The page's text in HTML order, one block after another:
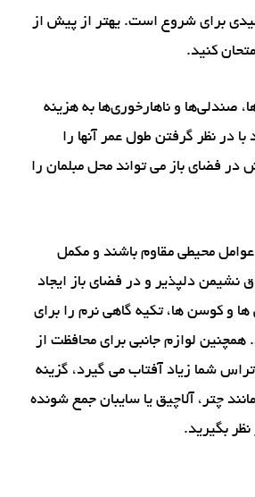
برای شروع است. یهتر از پیش از
کنید.
صندلی‌ها و ناهارخوری‌ها به هزینه
با در نظر گرفتن طول عمر آنها را
فضای باز می تواند محل مبلمان را
عوامل محیطی مقاوم باشند و مکمل
نشیمن دلپذیر و در فضای باز ایجاد
و کوسن ها، تکیه گاهی نرم را برای
همچنین لوازم جانبی برای محافظت از
تراس شما زیاد آفتاب می گیرد، گزینه
چتر، آلاچیق یا سایبان جمع شونده
بگیرید.